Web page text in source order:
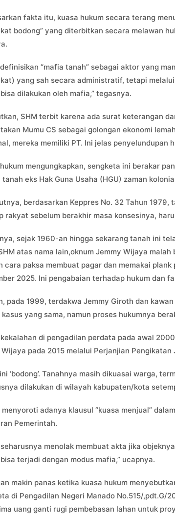
fakta itu, kuasa hukum secara terang
bodong” yang diterbitkan secara melawan
“mafia tanah” sebagai aktor yang
yang sah secara administratif, tetapi
dilakukan oleh mafia,” tegasnya.
SHM terbit karena ada surat keterangan
Mumu CS sebagai golongan ekonomi
mereka memiliki PT. Ini jelas penyelundupan
mengungkapkan, sengketa ini berakar
eks Hak Guna Usaha (HGU) zaman
berdasarkan Keppres No. 32 Tahun 1979,
rakyat sebelum berakhir masa konsesinya,
sejak 1960-an hingga sekarang tanah ini
atas nama lain,oknum Jemmy Wijaya
cara paksa membuat pagar dan memakai
2025. Ini pengabaian terhadap hukum dan
pada 1999, terdakwa Jemmy Giroth dan
yang sama, namun proses hukumnya
di pengadilan perdata pada awal
pada 2015 melalui Perjanjian Pengikatan
ini ‘bodong’. Tanahnya masih dikuasai warga,
dilakukan di wilayah kabupaten/kota
menyoroti adanya klausul “kuasa menjual”
Pemerintah.
seharusnya menolak membuat akta jika
terjadi dengan modus mafia,” ucapnya.
makin panas ketika kuasa hukum
di Pengadilan Negeri Manado No.515/,pdt.G/
uang ganti rugi pembebasan lahan untuk